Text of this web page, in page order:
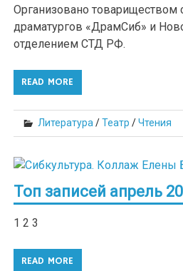
Организовано товариществом
драматургов «ДрамСиб» и
отделением СТД РФ.
READ MORE
Литература /Театр /Чтения
Топ записей апрель
1 2 3
READ MORE